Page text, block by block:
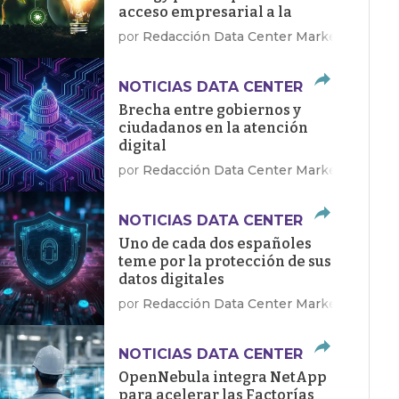
acceso empresarial a la
energía limpia
por Redacción Data Center Market
NOTICIAS DATA CENTER
Brecha entre gobiernos y
ciudadanos en la atención
digital
por Redacción Data Center Market
NOTICIAS DATA CENTER
Uno de cada dos españoles
teme por la protección de sus
datos digitales
por Redacción Data Center Market
NOTICIAS DATA CENTER
OpenNebula integra NetApp
para acelerar las Factorías